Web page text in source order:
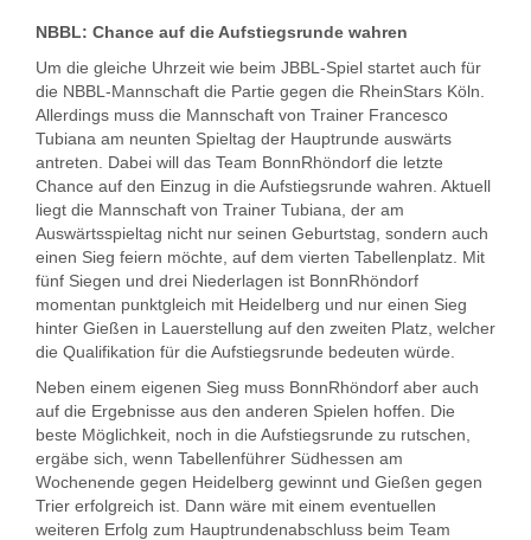
NBBL: Chance auf die Aufstiegsrunde wahren
Um die gleiche Uhrzeit wie beim JBBL-Spiel startet auch für
die NBBL-Mannschaft die Partie gegen die RheinStars Köln.
Allerdings muss die Mannschaft von Trainer Francesco
Tubiana am neunten Spieltag der Hauptrunde auswärts
antreten. Dabei will das Team BonnRhöndorf die letzte
Chance auf den Einzug in die Aufstiegsrunde wahren. Aktuell
liegt die Mannschaft von Trainer Tubiana, der am
Auswärtsspieltag nicht nur seinen Geburtstag, sondern auch
einen Sieg feiern möchte, auf dem vierten Tabellenplatz. Mit
fünf Siegen und drei Niederlagen ist BonnRhöndorf
momentan punktgleich mit Heidelberg und nur einen Sieg
hinter Gießen in Lauerstellung auf den zweiten Platz, welcher
die Qualifikation für die Aufstiegsrunde bedeuten würde.
Neben einem eigenen Sieg muss BonnRhöndorf aber auch
auf die Ergebnisse aus den anderen Spielen hoffen. Die
beste Möglichkeit, noch in die Aufstiegsrunde zu rutschen,
ergäbe sich, wenn Tabellenführer Südhessen am
Wochenende gegen Heidelberg gewinnt und Gießen gegen
Trier erfolgreich ist. Dann wäre mit einem eventuellen
weiteren Erfolg zum Hauptrundenabschluss beim Team